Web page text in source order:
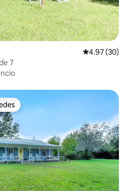
Calificación
4.97 (30)
7
preferido